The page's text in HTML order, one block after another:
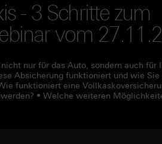
- 3 Schritte zum
vom
nur für das Auto, sondern auch für
Absicherung funktioniert und wie
funktioniert eine
• Welche weiteren